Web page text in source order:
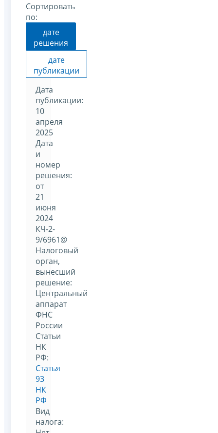
Сортировать
по:
дате
решения
дате
публикации
Дата
публикации:
10
апреля
2025
Дата
и
номер
решения:
от
21
июня
2024
КЧ-2-
9/6961@
Налоговый
орган,
вынесший
решение:
Центральный
аппарат
ФНС
России
Статьи
НК
РФ:
Статья
93
НК
РФ
Вид
налога: